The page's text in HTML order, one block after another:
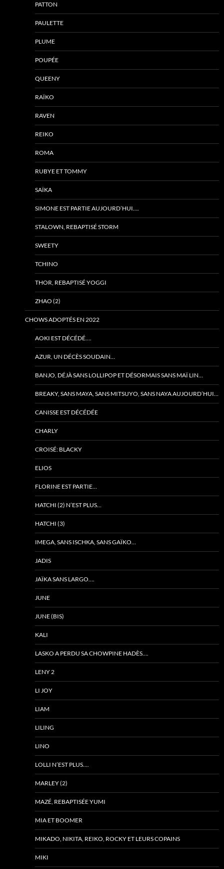
PATTON
PAULETTE
PLUME
POUPÉE
QUEENY
RAÏKO
RAVEN
REIKO
ROMA
RUBYE ET TOMMY
SAÏKA
SIMONE EST PARTIE AUJOURD’HUI….
STALOWN, REBAPTISÉ STORM
SWEETY
TCHINO
THOR, REBAPTISÉ YOGGI
ZHAO (2)
CHOWS ADOPTÉS EN 2022
AOKI EST DÉCÉDÉ….
AZUR, UN DÉCÈS SOUDAIN…
BANJO, DÉJÀ SANS LOLLIPOP ET DÉSORMAIS SANS MAÏ LIN…
BREAKY, SANS MAYA, SANS MITSUYO, SANS NAYA AUJOURD’HUI…
CANISSE EST DÉCÉDÉE
CHARLY
CROISÉ: BLACKY
ELIOS
FLORINE EST PARTIE…
HATCHI (2) N’EST PLUS…
HATCHI (3)
IMEGA, SANS ISCHKA, SANS GAÏKO…
JADIS
JAÏKA SANS LARGO….
JUNE
JUNE (BIS)
KALI
LASKO A PERDU SA CHOWPINE HADÈS….
LENY 2
LI JOY
LIAM
LILING
LINO
LOLLI N’EST PLUS….
MARLEY (2)
MAZÉ, REBAPTISÉE YUMI
MIA ET BOOMER
MIKADO, NIKITA, REIKO, ROCKY ET LEURS COPAINS
MIKI